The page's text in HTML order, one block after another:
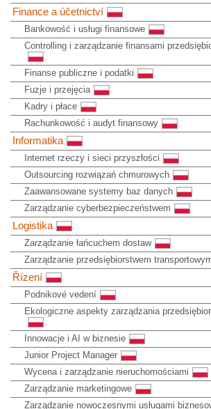
Finance a účetnictví
Bankowość i usługi finansowe
Controlling i zarządzanie finansami
Finanse publiczne i podatki
Fuzje i przejęcia
Kadry i płace
Rachunkowość i audyt finansowy
Informatika
Internet rzeczy i sieci przyszłości
Outsourcing rozwiązań chmurowych
Zaawansowane systemy baz danych
Zarządzanie cyberbezpieczeństwem
Logistika
Zarządzanie łańcuchem dostaw
Zarządzanie przedsiębiorstwem
Řízení
Podnikové vedení
Ekologiczne aspekty zarządzania
Innowacje i AI w biznesie
Junior Project Manager
Wycena i zarządzanie nieruchomościami
Zarządzanie marketingowe
Zarządzanie nowoczesnymi usługami